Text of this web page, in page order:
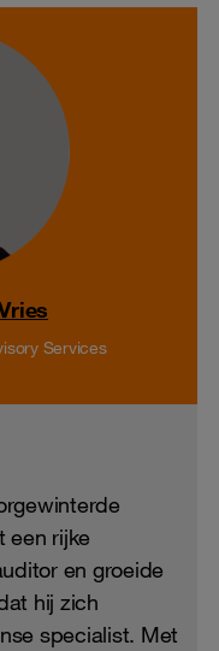
Services
een rijke
en groeide
hij zich
specialist. Met